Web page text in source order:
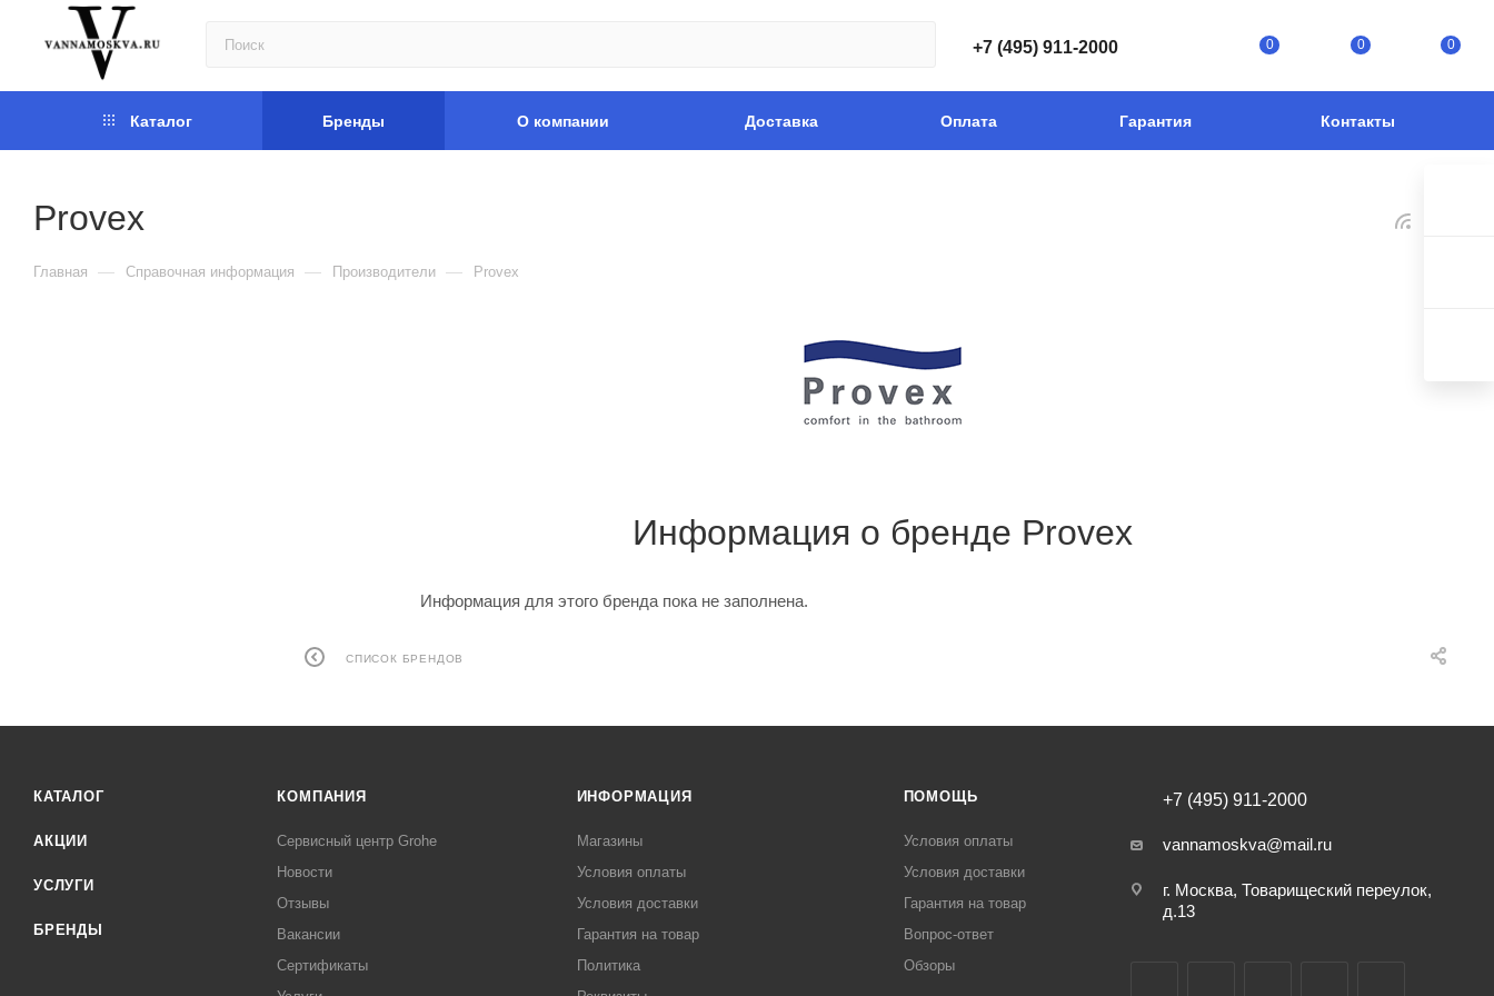
+7 (495) 911-2000 0 0 0
Каталог Бренды О компании Доставка Оплата Гарантия Контакты
Provex
Главная — Справочная информация — Производители — Provex
Информация о бренде Provex
Информация для этого бренда пока не заполнена.
СПИСОК БРЕНДОВ
КАТАЛОГ
АКЦИИ
УСЛУГИ
БРЕНДЫ
КОМПАНИЯ
Сервисный центр Grohe
Новости
Отзывы
Вакансии
Сертификаты
ИНФОРМАЦИЯ
Магазины
Условия оплаты
Условия доставки
Гарантия на товар
Политика
ПОМОЩЬ
Условия оплаты
Условия доставки
Гарантия на товар
Вопрос-ответ
Обзоры
+7 (495) 911-2000
vannamoskva@mail.ru
г. Москва, Товарищеский переулок,
д.13